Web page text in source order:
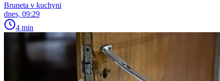
Bruneta v kuchyni
dnes, 09:29
4 min